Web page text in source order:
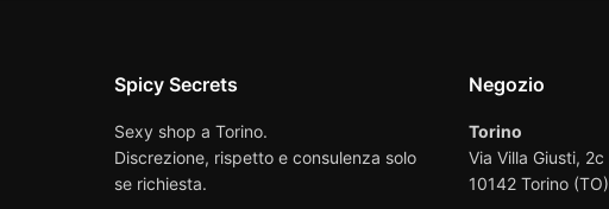
Spicy Secrets
Sexy shop a Torino.
Discrezione, rispetto e consulenza solo
se richiesta.
Negozio
Torino
Via Villa Giusti, 2c
10142 Torino (TO)